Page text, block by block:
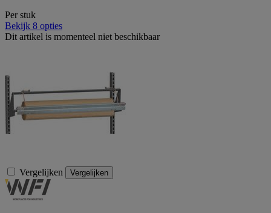
Per stuk
Bekijk 8 opties
Dit artikel is momenteel niet beschikbaar
Vergelijken Vergelijken